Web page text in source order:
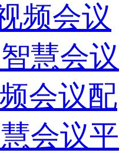
频会议
慧会议
会议配
会议平